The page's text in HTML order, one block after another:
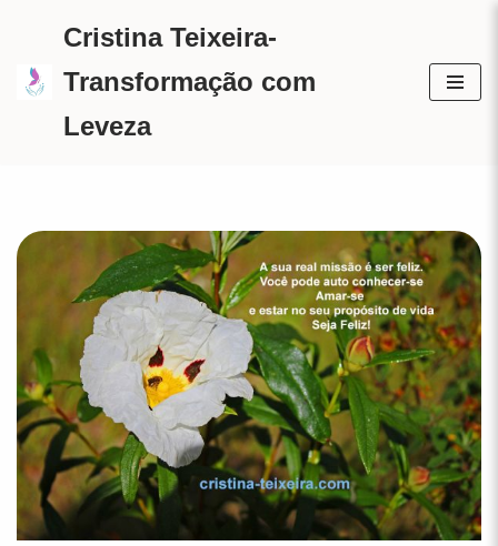
para
Cristina Teixeira-
Transformação com
Leveza